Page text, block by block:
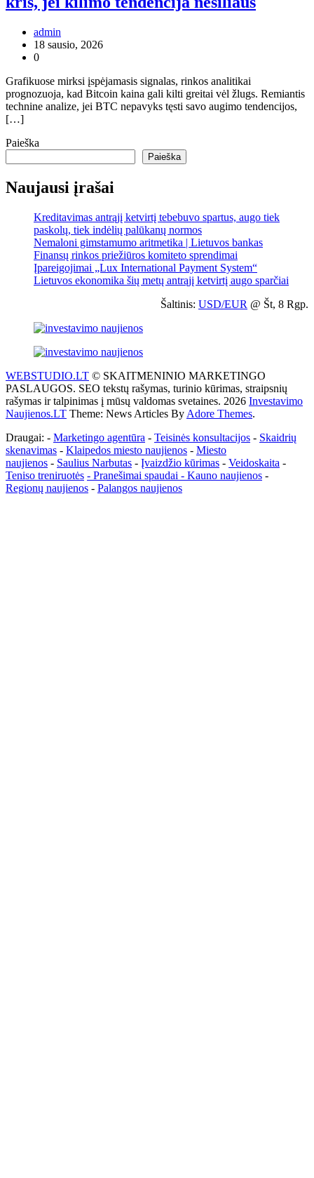
admin
18 sausio, 2026
0
Grafikuose mirksi įspėjamasis signalas, rinkos analitikai
prognozuoja, kad Bitcoin kaina gali kilti greitai vėl žlugs. Remiantis
technine analize, jei BTC nepavyks tęsti savo augimo tendencijos,
[…]
Paieška
Paieška
Naujausi įrašai
Kreditavimas antrąjį ketvirtį tebebuvo spartus, augo tiek
paskolų, tiek indėlių palūkanų normos
Nemaloni gimstamumo aritmetika | Lietuvos bankas
Finansų rinkos priežiūros komiteto sprendimai
Įpareigojimai „Lux International Payment System“
Lietuvos ekonomika šių metų antrąjį ketvirtį augo sparčiai
Šaltinis: USD/EUR @ Št, 8 Rgp.
WEBSTUDIO.LT © SKAITMENINIO MARKETINGO
PASLAUGOS. SEO tekstų rašymas, turinio kūrimas, straipsnių
rašymas ir talpinimas į mūsų valdomas svetaines. 2026 Investavimo
Naujienos.LT Theme: News Articles By Adore Themes.
Draugai: - Marketingo agentūra - Teisinės konsultacijos - Skaidrių
skenavimas - Klaipedos miesto naujienos - Miesto
naujienos - Saulius Narbutas - Įvaizdžio kūrimas - Veidoskaita -
Teniso treniruotės - Pranešimai spaudai - Kauno naujienos -
Regionų naujienos - Palangos naujienos